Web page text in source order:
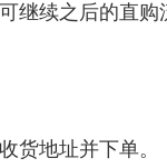
继续之后的直购
货地址并下单。